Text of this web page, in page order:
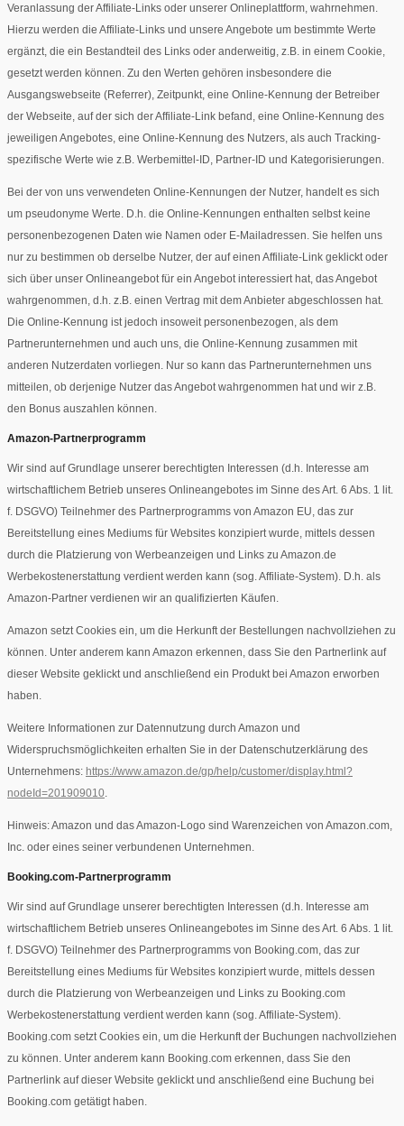
Veranlassung der Affiliate-Links oder unserer Onlineplattform, wahrnehmen.
Hierzu werden die Affiliate-Links und unsere Angebote um bestimmte Werte
ergänzt, die ein Bestandteil des Links oder anderweitig, z.B. in einem Cookie,
gesetzt werden können. Zu den Werten gehören insbesondere die
Ausgangswebseite (Referrer), Zeitpunkt, eine Online-Kennung der Betreiber
der Webseite, auf der sich der Affiliate-Link befand, eine Online-Kennung des
jeweiligen Angebotes, eine Online-Kennung des Nutzers, als auch Tracking-
spezifische Werte wie z.B. Werbemittel-ID, Partner-ID und Kategorisierungen.
Bei der von uns verwendeten Online-Kennungen der Nutzer, handelt es sich
um pseudonyme Werte. D.h. die Online-Kennungen enthalten selbst keine
personenbezogenen Daten wie Namen oder E-Mailadressen. Sie helfen uns
nur zu bestimmen ob derselbe Nutzer, der auf einen Affiliate-Link geklickt oder
sich über unser Onlineangebot für ein Angebot interessiert hat, das Angebot
wahrgenommen, d.h. z.B. einen Vertrag mit dem Anbieter abgeschlossen hat.
Die Online-Kennung ist jedoch insoweit personenbezogen, als dem
Partnerunternehmen und auch uns, die Online-Kennung zusammen mit
anderen Nutzerdaten vorliegen. Nur so kann das Partnerunternehmen uns
mitteilen, ob derjenige Nutzer das Angebot wahrgenommen hat und wir z.B.
den Bonus auszahlen können.
Amazon-Partnerprogramm
Wir sind auf Grundlage unserer berechtigten Interessen (d.h. Interesse am
wirtschaftlichem Betrieb unseres Onlineangebotes im Sinne des Art. 6 Abs. 1 lit.
f. DSGVO) Teilnehmer des Partnerprogramms von Amazon EU, das zur
Bereitstellung eines Mediums für Websites konzipiert wurde, mittels dessen
durch die Platzierung von Werbeanzeigen und Links zu Amazon.de
Werbekostenerstattung verdient werden kann (sog. Affiliate-System). D.h. als
Amazon-Partner verdienen wir an qualifizierten Käufen.
Amazon setzt Cookies ein, um die Herkunft der Bestellungen nachvollziehen zu
können. Unter anderem kann Amazon erkennen, dass Sie den Partnerlink auf
dieser Website geklickt und anschließend ein Produkt bei Amazon erworben
haben.
Weitere Informationen zur Datennutzung durch Amazon und
Widerspruchsmöglichkeiten erhalten Sie in der Datenschutzerklärung des
Unternehmens: https://www.amazon.de/gp/help/customer/display.html?
nodeId=201909010
Hinweis: Amazon und das Amazon-Logo sind Warenzeichen von Amazon.com,
Inc. oder eines seiner verbundenen Unternehmen.
Booking.com-Partnerprogramm
Wir sind auf Grundlage unserer berechtigten Interessen (d.h. Interesse am
wirtschaftlichem Betrieb unseres Onlineangebotes im Sinne des Art. 6 Abs. 1 lit.
f. DSGVO) Teilnehmer des Partnerprogramms von Booking.com, das zur
Bereitstellung eines Mediums für Websites konzipiert wurde, mittels dessen
durch die Platzierung von Werbeanzeigen und Links zu Booking.com
Werbekostenerstattung verdient werden kann (sog. Affiliate-System).
Booking.com setzt Cookies ein, um die Herkunft der Buchungen nachvollziehen
zu können. Unter anderem kann Booking.com erkennen, dass Sie den
Partnerlink auf dieser Website geklickt und anschließend eine Buchung bei
Booking.com getätigt haben.